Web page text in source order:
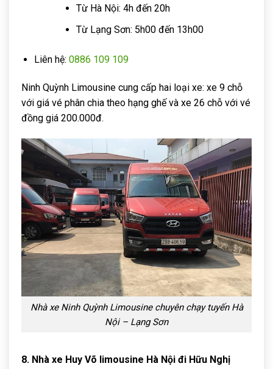
Từ Hà Nội: 4h đến 20h
Từ Lạng Sơn: 5h00 đến 13h00
Liên hệ: 0886 109 109
Ninh Quỳnh Limousine cung cấp hai loại xe: xe 9 chỗ
với giá vé phân chia theo hạng ghế và xe 26 chỗ với vé
đồng giá 200.000đ.
Nhà xe Ninh Quỳnh Limousine chuyên chạy tuyến Hà
Nội – Lạng Sơn
8. Nhà xe Huy Võ limousine Hà Nội đi Hữu Nghị